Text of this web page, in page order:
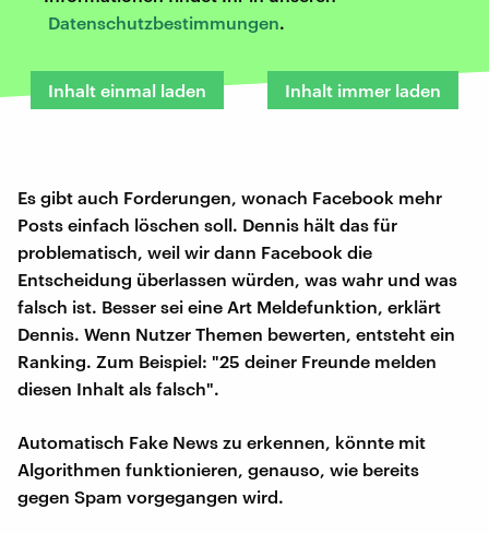
Datenschutzbestimmungen.
Inhalt einmal laden Inhalt immer laden
Es gibt auch Forderungen, wonach Facebook mehr
Posts einfach löschen soll. Dennis hält das für
problematisch, weil wir dann Facebook die
Entscheidung überlassen würden, was wahr und was
falsch ist. Besser sei eine Art Meldefunktion, erklärt
Dennis. Wenn Nutzer Themen bewerten, entsteht ein
Ranking. Zum Beispiel: "25 deiner Freunde melden
diesen Inhalt als falsch".
Automatisch Fake News zu erkennen, könnte mit
Algorithmen funktionieren, genauso, wie bereits
gegen Spam vorgegangen wird.